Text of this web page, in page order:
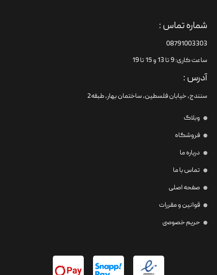
شماره تماس :
08791003303
ساعت کاری: 9 تا 13 و 15 تا 19
آدرس :
سنندج، خیابان فلسطین،‌ ساختمان بهار، طبقه2
وبلاگ
فروشگاه
درباره ما
تماس با ما
صفحه اصلی
قوانین و مقررات
حریم خصوصی